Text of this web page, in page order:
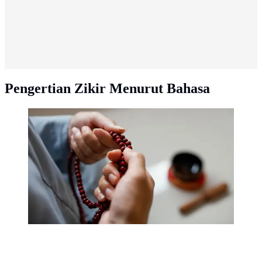
Pengertian Zikir Menurut Bahasa
Ilustrasi muslim berzikir,berdoa. (Photo Copyright by
Freepik)